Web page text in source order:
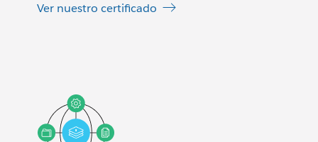
Ver nuestro certificado